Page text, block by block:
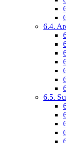
6.4.
6.5.